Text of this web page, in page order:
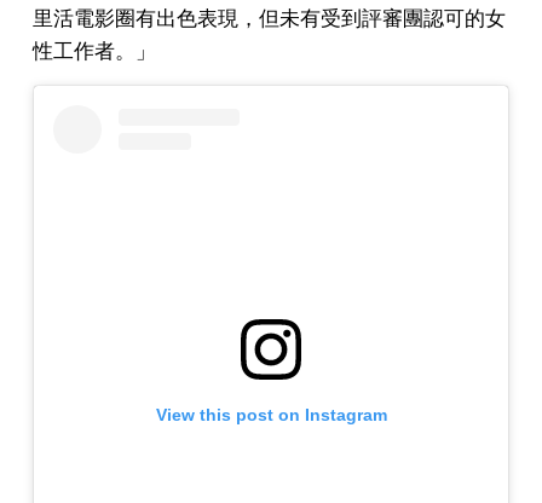
里活電影圈有出色表現，但未有受到評審團認可的女
性工作者。」
View this post on Instagram